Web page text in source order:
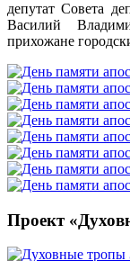
депутат Совета
Василий
прихожане
Проект